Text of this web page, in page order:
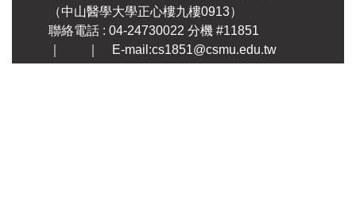
（中山醫學大學正心樓九樓0913）
聯絡電話 : 04-24730022 分機 #11851
｜ ｜ E-mail:cs1851@csmu.edu.tw